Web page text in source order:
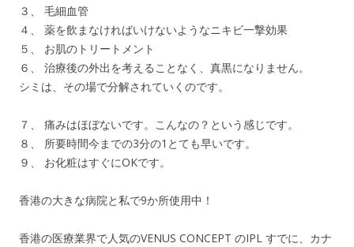
３、 毛細血管
４、 薬を飲まなければいけないようなニキビ一撃効果
５、 お肌のトリートメント
６、 治療後の外出を考えることなく、真黒になりません。
シミは、その場で分解されていくのです。
７、 痛みはほぼないです。こんなの？という感じです。
８、 所要時間今までの3分の1とても早いです。
９、 お化粧はすぐにOKです。
香港の大きな病院と私で9か所使用中！
香港の医療業界で人気のVENUS CONCEPT のIPL すでに、カナ